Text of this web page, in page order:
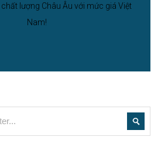
chất lượng Châu Âu với mức giá Việt
Nam!